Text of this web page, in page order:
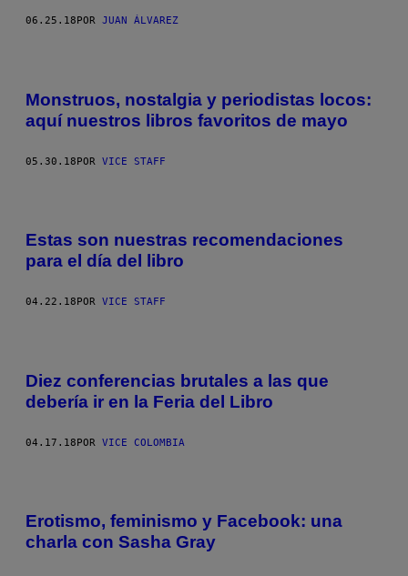
06.25.18POR JUAN ÁLVAREZ
Monstruos, nostalgia y periodistas locos:
aquí nuestros libros favoritos de mayo
05.30.18POR VICE STAFF
Estas son nuestras recomendaciones
para el día del libro
04.22.18 POR VICE STAFF
Diez conferencias brutales a las que
debería ir en la Feria del Libro
04.17.18POR VICE COLOMBIA
Erotismo, feminismo y Facebook: una
charla con Sasha Gray